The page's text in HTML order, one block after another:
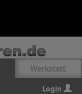
Werkstatt
Login